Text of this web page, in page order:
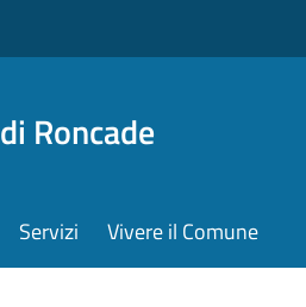
Roncade
Servizi Vivere il Comune